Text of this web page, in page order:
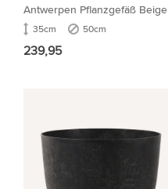
Antwerpen Pflanzgefäß Beige
35cm 50cm
239,95